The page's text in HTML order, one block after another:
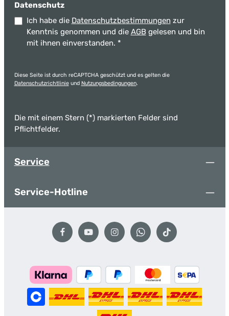
Datenschutz
Ich habe die Datenschutzbestimmungen zur
Kenntnis genommen und die AGB gelesen und bin
mit ihnen einverstanden. *
Diese Seite ist durch reCAPTCHA geschützt und es gelten die
Datenschutzrichtlinieund Nutzungsbedingungen.
Die mit einem Stern (*) markierten Felder sind
Pflichtfelder.
Service
Service-Hotline